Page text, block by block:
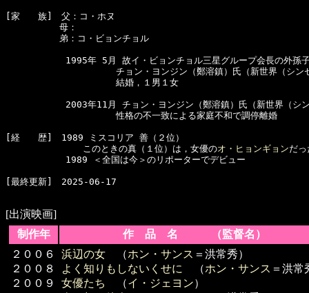
[家　　族]　父：コ・ホヌ
母：
弟：コ・ビョンチョル
　　　1995年 5月 故イ・ビョンチョル三星グループ会長の外孫
　　　　　　　　 チョン・ヨンジン（鄭溶鎮）氏（新世界（シン
      　　　　　　　　 結婚，１男１女
　　　2003年11月 チョン・ヨンジン（鄭溶鎮）氏（新世界（シ
      　　　　　　　　 性格の不一致による家庭不和で調停離婚
[経　　歴]　1989 ミスコリア 善（２位）
このときの真（１位）は，女優のオ・ヒョンギョンだ
      　　　1989 ＜全国は今＞のリポーターでデビュー
[最終更新]　2025-06-17
[出演映画]
制作年
作 品 名 （監督名）
２００６
２００８
２００９
浜辺の女 （ホン・サンス ＝洪常秀）
よく知りもしないくせに
（ホン・サンス ＝洪常
女優たち
（イ・ジェヨン）